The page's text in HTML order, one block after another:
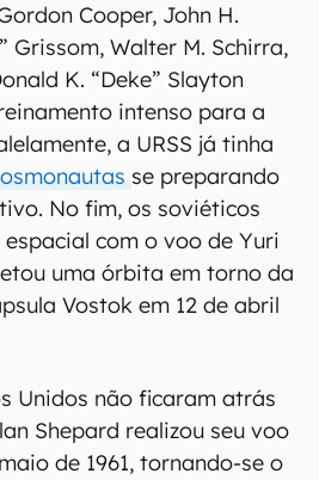
Cooper, John H.
Grissom, Walter M. Schirra,
K. “Deke” Slayton
intenso para a
a URSS já tinha
se preparando
No fim, os soviéticos
com o voo de Yuri
uma órbita em torno da
Vostok em 12 de abril
Unidos não ficaram atrás
Shepard realizou seu voo
de 1961, tornando-se o